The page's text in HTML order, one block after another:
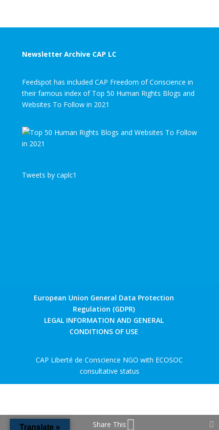
Newsletter Archive CAP LC
Feedspot has included CAP Freedom of Conscience in
their famous index of Top 50 Human Rights Blogs and
Websites To Follow in 2021
Tweets by caplc1
European Union General Data Protection
Regulation (GDPR)
LEGAL INFORMATION AND GENERAL
CONDITIONS OF USE
CAP Liberté de Conscience NGO with ECOSOC
consultative status
Translate » Share This